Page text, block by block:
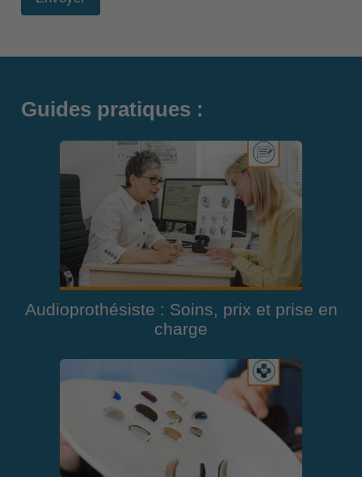
Guides pratiques :
Audioprothésiste : Soins, prix et prise en
charge